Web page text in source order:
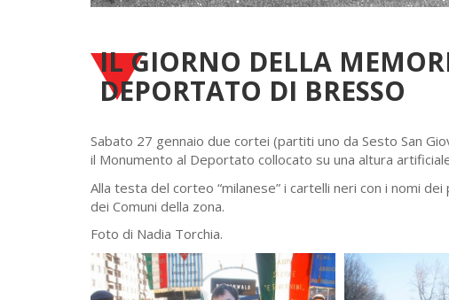
IL GIORNO DELLA
DEPORTATO DI BRESSO
Sabato 27 gennaio due cortei (partiti uno da Sesto San
il Monumento al Deportato collocato su una altura
Alla testa del corteo “milanese” i cartelli neri con i nomi
dei Comuni della zona.
Foto di Nadia Torchia.